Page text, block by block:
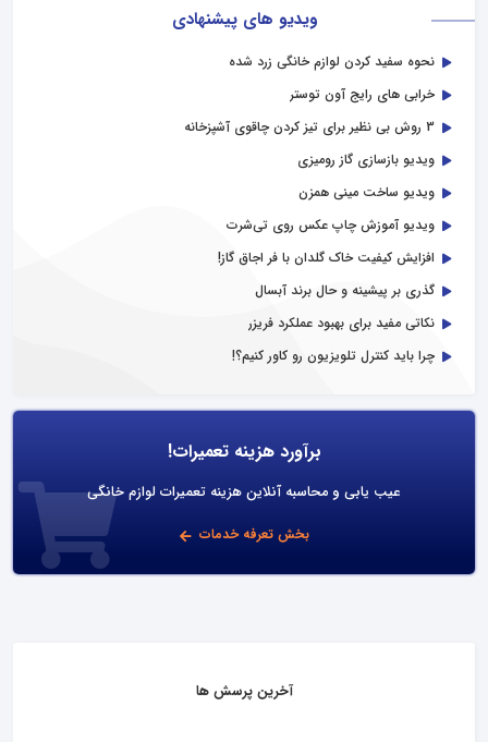
ویدیو های پیشنهادی
نحوه سفید کردن لوازم خانگی زرد شده
خرابی‌ های رایج آون توستر
3 روش بی نظیر برای تیز کردن چاقوی آشپزخانه
ویدیو بازسازی گاز رومیزی
ویدیو ساخت مینی همزن
ویدیو آموزش چاپ عکس روی تی‌شرت
افزایش کیفیت خاک گلدان با فر اجاق گاز!
گذری بر پیشینه و حال برند آبسال
نکاتی مفید برای بهبود عملکرد فریزر
چرا باید کنترل تلویزیون رو کاور کنیم؟!
برآورد هزینه تعمیرات!
عیب یابی و محاسبه آنلاین هزینه تعمیرات لوازم خانگی
بخش تعرفه خدمات
آخرین پرسش ها